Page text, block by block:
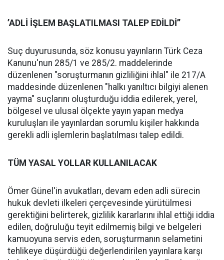
’ADLİ İŞLEM BAŞLATILMASI TALEP EDİLDİ’’
Suç duyurusunda, söz konusu yayınların Türk Ceza
Kanunu'nun 285/1 ve 285/2. maddelerinde
düzenlenen "soruşturmanın gizliliğini ihlal" ile 217/A
maddesinde düzenlenen "halkı yanıltıcı bilgiyi alenen
yayma" suçlarını oluşturduğu iddia edilerek, yerel,
bölgesel ve ulusal ölçekte yayın yapan medya
kuruluşları ile yayınlardan sorumlu kişiler hakkında
gerekli adli işlemlerin başlatılması talep edildi.
TÜM YASAL YOLLAR KULLANILACAK
Ömer Günel'in avukatları, devam eden adli sürecin
hukuk devleti ilkeleri çerçevesinde yürütülmesi
gerektiğini belirterek, gizlilik kararlarını ihlal ettiği iddia
edilen, doğruluğu teyit edilmemiş bilgi ve belgeleri
kamuoyuna servis eden, soruşturmanın selametini
tehlikeye düşürdüğü değerlendirilen yayınlara karşı